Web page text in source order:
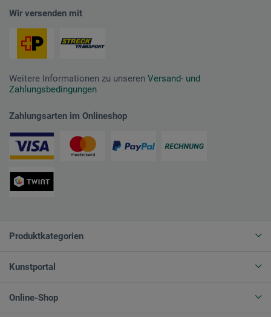
Wir versenden mit
Weitere Informationen zu unseren Versand- und
Zahlungsbedingungen
Zahlungsarten im Onlineshop
Produktkategorien
Kunstportal
Online-Shop